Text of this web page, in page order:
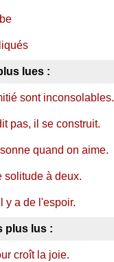
lues :
sont inconsolables.
pas, il se construit.
quand on aime.
solitude à deux.
y a de l'espoir.
plus lus :
croît la joie.